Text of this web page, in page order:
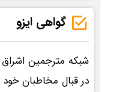
گواهی ایزو
شبکه مترجمین
در قبال مخاطبان خود